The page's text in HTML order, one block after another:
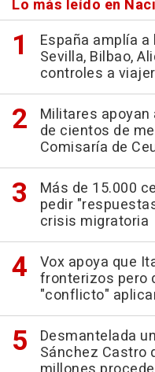
Lo más leído en
España amplía
Sevilla, Bilbao,
controles a
Militares
de cientos de
Comisaría de
Más de 15.000
pedir
crisis migratoria
Vox apoya que
fronterizos pero
"conflicto"
Desmantelada
Sánchez Castro